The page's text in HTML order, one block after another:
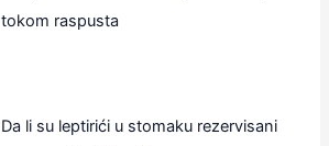
tokom raspusta
Da li su leptirići u stomaku rezervisani